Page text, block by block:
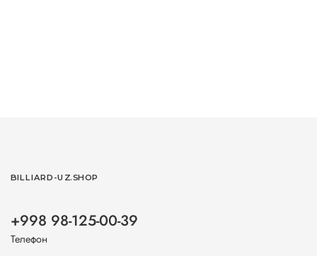
BILLIARD-UZ.SHOP
+998 98-125-00-39
Телефон